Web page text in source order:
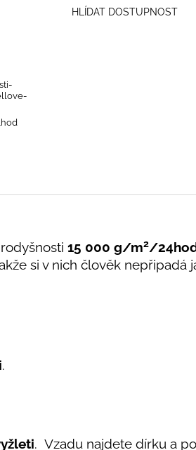
HLÍDAT DOSTUPNOST
15 000 g/m2/
si v nich člověk nepřipadá
.
. Vzadu najdete dírku a